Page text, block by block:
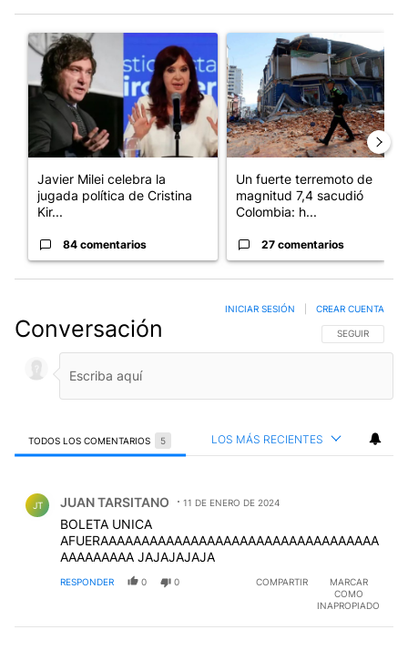
Un artículo de tendencia con el título "Javier Milei celebra la
Javier Milei celebra la
jugada política de Cristina
Kir...
84 comentarios
Un artículo de tendencia
Un fuerte terremoto de
magnitud 7,4 sacudió
Colombia: h...
27 comentarios
Conversación SIGA ESTA
SEGUIR
INICIAR SESIÓN CREAR CUENTA
TODOS LOS COMENTARIOS 5 LOS MÁS RECIENTES
JT JUAN TARSITANO 11 DE ENERO DE 2024
BOLETA UNICA
AFUERAAAAAAAAAAAAAAAAAAAAAAAAAAAAAAAAAA
AAAAAAAAA JAJAJAJAJA
RESPONDER 0 0 COMPARTIR
MARCAR
COMO
INAPROPIADO